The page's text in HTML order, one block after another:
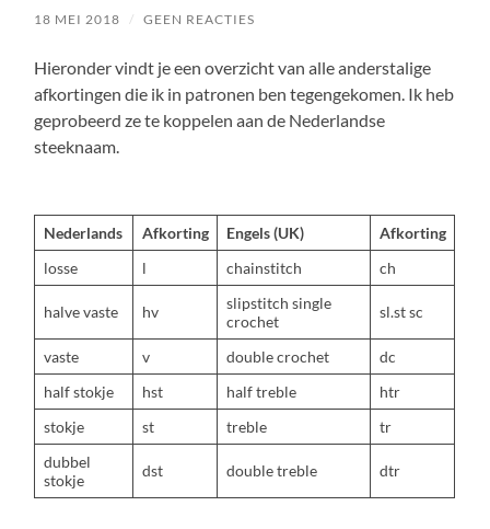
18 MEI 2018 / GEEN REACTIES
Hieronder vindt je een overzicht van alle anderstalige
afkortingen die ik in patronen ben tegengekomen. Ik heb
geprobeerd ze te koppelen aan de Nederlandse
steeknaam.
Nederlands Afkorting Engels (UK)
Afkorting
losse
l chainstitch ch
halve vaste hv
slipstitch single
crochet
sl.st sc
vaste v double crochet
dc
half stokje
hst half treble
htr
stokje
st treble
tr
dubbel
stokje
dst double treble dtr